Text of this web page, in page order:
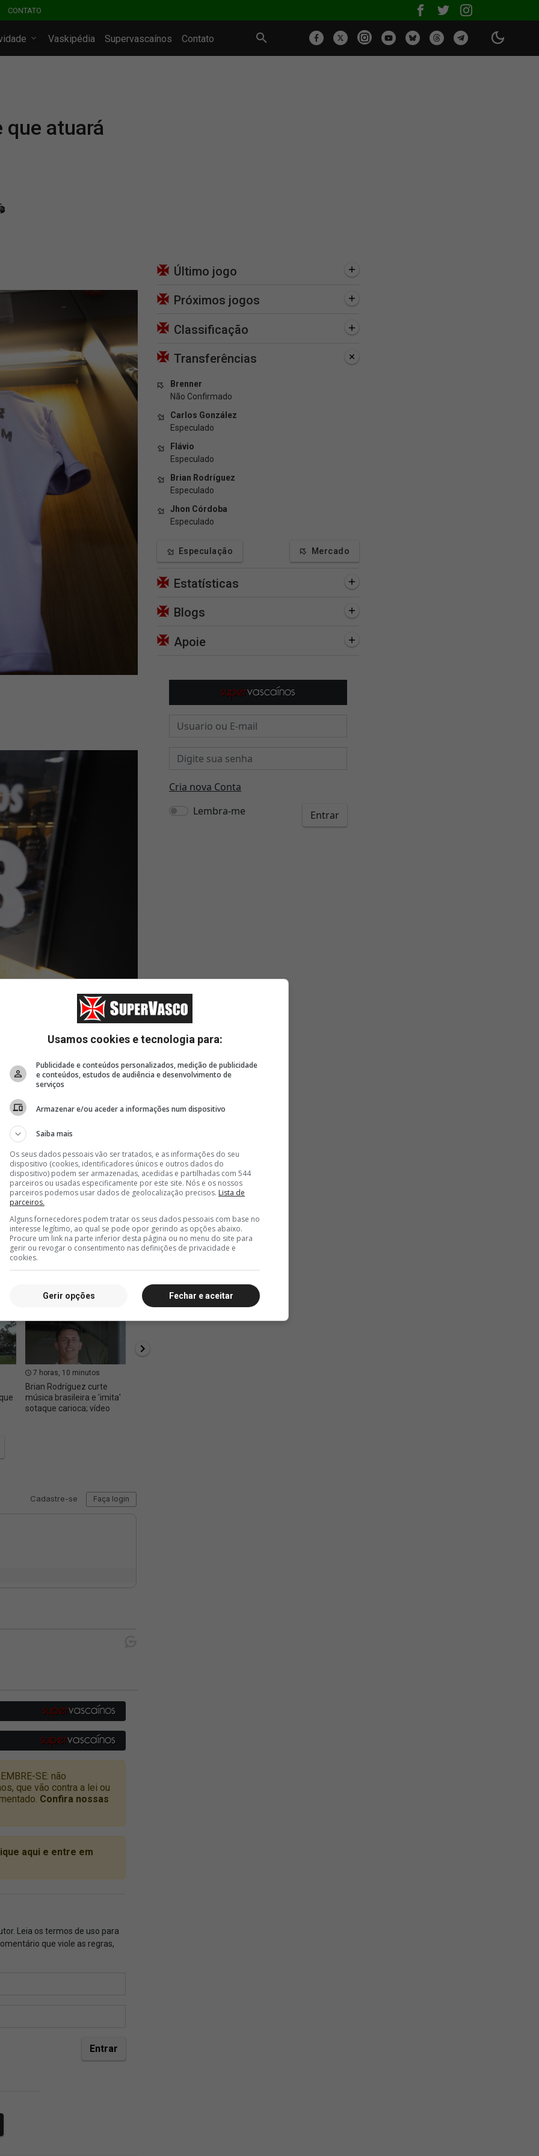
CONTATO
Vaskipédia Supervascaínos Contato
atuará
7 horas, 10 minutos
Brian Rodríguez curte
música brasileira e 'imita'
sotaque carioca; vídeo
Último jogo
Próximos jogos
Classificação
Transferências
Brenner
Não Confirmado
Carlos González
Especulado
Flávio
Especulado
Brian Rodríguez
Especulado
Jhon Córdoba
Especulado
Especulação Mercado
Estatísticas
Blogs
Apoie
Usamos cookies e tecnologia para:
Publicidade e conteúdos personalizados, medição de publicidade
e conteúdos, estudos de audiência e desenvolvimento de
serviços
Armazenar e/ou aceder a informações num dispositivo
Saiba mais
Os seus dados pessoais vão ser tratados, e as informações do seu
dispositivo (cookies, identificadores únicos e outros dados do
dispositivo) podem ser armazenadas, acedidas e partilhadas com 544
parceiros ou usadas especificamente por este site. Nós e os nossos
parceiros podemos usar dados de geolocalização precisos. Lista de
parceiros.
Alguns fornecedores podem tratar os seus dados pessoais com base no
interesse legítimo, ao qual se pode opor gerindo as opções abaixo.
Procure um link na parte inferior desta página ou no menu do site para
gerir ou revogar o consentimento nas definições de privacidade e
cookies.
Fechar e aceitar
Gerir opções